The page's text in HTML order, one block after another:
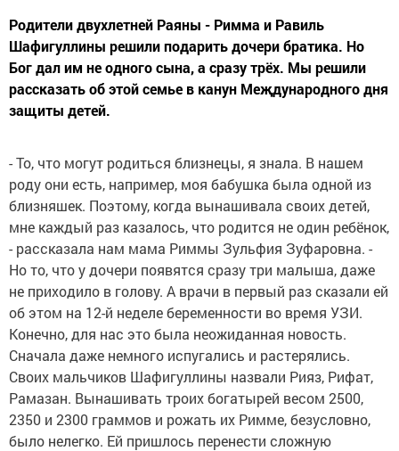
Родители двухлетней Раяны - Римма и Равиль
Шафигуллины решили подарить дочери братика. Но
Бог дал им не одного сына, а сразу трёх. Мы решили
рассказать об этой семье в канун Меҗдународного дня
защиты детей.
- То, что могут родиться близнецы, я знала. В нашем
роду они есть, например, моя бабушка была одной из
близняшек. Поэтому, когда вынашивала своих детей,
мне каждый раз казалось, что родится не один ребёнок,
- рассказала нам мама Риммы Зульфия Зуфаровна. -
Но то, что у дочери появятся сразу три малыша, даже
не приходило в голову. А врачи в первый раз сказали ей
об этом на 12-й неделе беременности во время УЗИ.
Конечно, для нас это была неожиданная новость.
Сначала даже немного испугались и растерялись.
Своих мальчиков Шафигуллины назвали Рияз, Рифат,
Рамазан. Вынашивать троих богатырей весом 2500,
2350 и 2300 граммов и рожать их Римме, безусловно,
было нелегко. Ей пришлось перенести сложную